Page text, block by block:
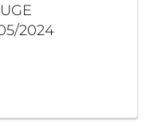
2024